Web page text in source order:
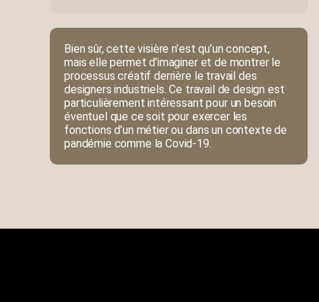
Bien sûr, cette visière n’est qu’un concept,
mais elle permet d’imaginer et de montrer le
processus créatif derrière le travail des
designers industriels. Ce travail de design est
particulièrement intéressant pour un besoin
éventuel que ce soit pour exercer les
fonctions d’un métier ou dans un contexte de
pandémie comme la Covid-19.